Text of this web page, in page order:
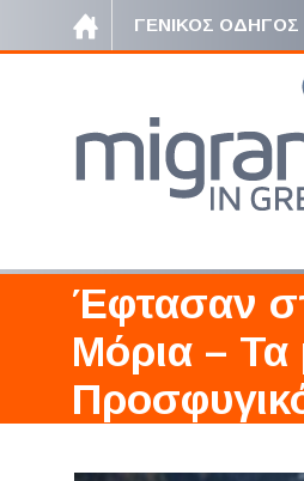
ΓΕΝΙΚΟΣ ΟΔΗΓΟΣ
Έφτασαν
Μόρια – Τα